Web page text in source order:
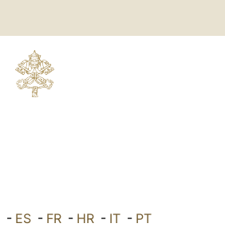
- ES- FR- HR- IT- PT